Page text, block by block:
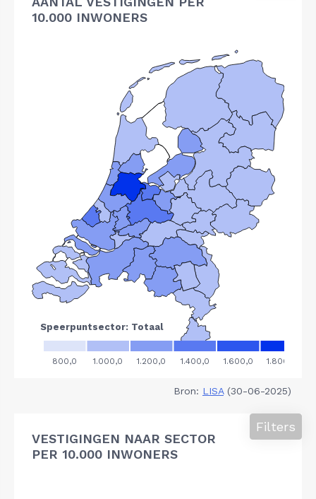
10.000 INWONERS
Bron: LISA(30-06-2025)
VESTIGINGEN NAAR SECTOR
PER 10.000 INWONERS
Filters